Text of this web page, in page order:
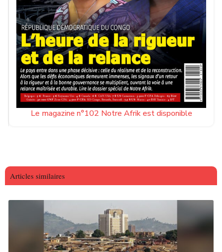
Le magazine n°102 Notre Afrik est disponible
Articles similaires